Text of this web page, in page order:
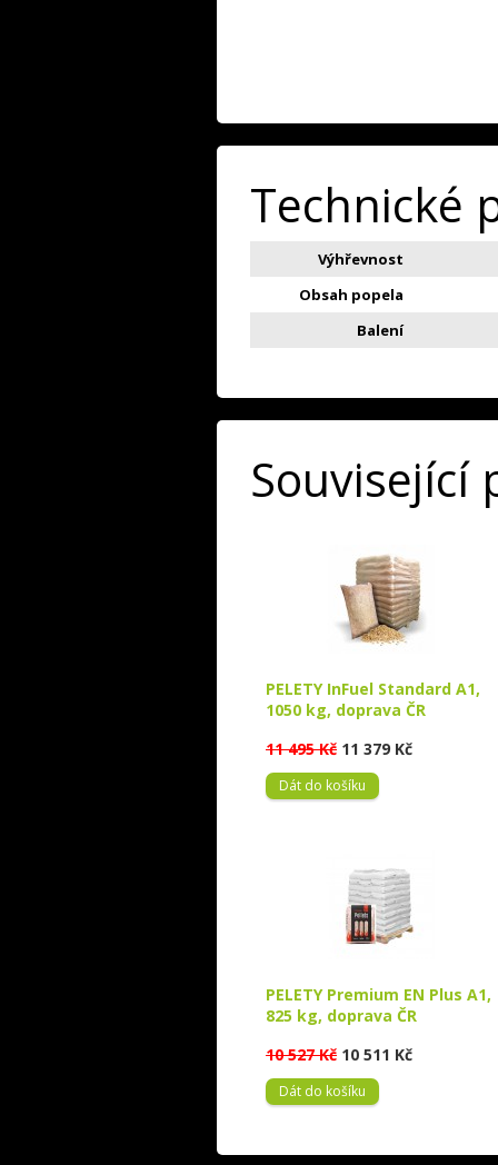
Technické
Výhřevnost
Obsah popela
Balení
Související
PELETY InFuel Standard A1,
1050 kg, doprava ČR
11 495 Kč 11 379 Kč
Dát do košíku
PELETY Premium EN Plus A1,
825 kg, doprava ČR
10 527 Kč 10 511 Kč
Dát do košíku